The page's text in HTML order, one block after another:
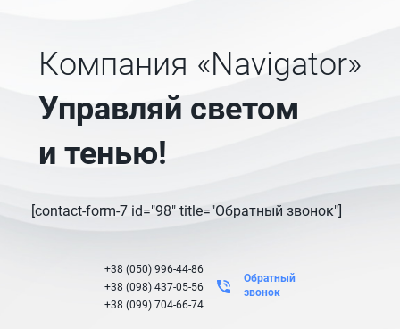
Компания «Navigator»
Управляй светом
и тенью!
[contact-form-7 id="98" title="Обратный звонок"]
+38 (050) 996-44-86
+38 (098) 437-05-56
+38 (099) 704-66-74
Обратный
звонок